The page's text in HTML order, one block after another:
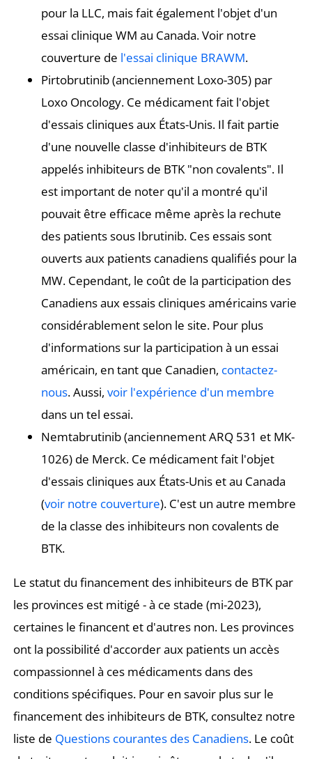
pour la LLC, mais fait également l'objet d'un
essai clinique WM au Canada. Voir notre
couverture de l'essai clinique BRAWM.
Pirtobrutinib (anciennement Loxo-305) par
Loxo Oncology. Ce médicament fait l'objet
d'essais cliniques aux États-Unis. Il fait partie
d'une nouvelle classe d'inhibiteurs de BTK
appelés inhibiteurs de BTK "non covalents". Il
est important de noter qu'il a montré qu'il
pouvait être efficace même après la rechute
des patients sous Ibrutinib. Ces essais sont
ouverts aux patients canadiens qualifiés pour la
MW. Cependant, le coût de la participation des
Canadiens aux essais cliniques américains varie
considérablement selon le site. Pour plus
d'informations sur la participation à un essai
américain, en tant que Canadien, contactez-
nous. Aussi,voir l'expérience d'un membre
dans un tel essai.
Nemtabrutinib (anciennement ARQ 531 et MK-
1026) de Merck. Ce médicament fait l'objet
d'essais cliniques aux États-Unis et au Canada
(voir notre couverture). C'est un autre membre
de la classe des inhibiteurs non covalents de
BTK.
Le statut du financement des inhibiteurs de BTK par
les provinces est mitigé - à ce stade (mi-2023),
certaines le financent et d'autres non. Les provinces
ont la possibilité d'accorder aux patients un accès
compassionnel à ces médicaments dans des
conditions spécifiques. Pour en savoir plus sur le
financement des inhibiteurs de BTK, consultez notre
liste de Questions courantes des Canadiens. Le coût